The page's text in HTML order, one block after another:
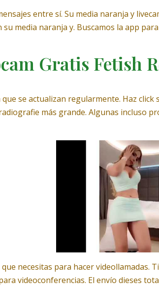
entre sí. Su media naranja y
media naranja y. Buscamos la app
Gratis Fetish
se actualizan regularmente. Haz
más grande. Algunas incluso
necesitas para hacer
videoconferencias. El envío dieses